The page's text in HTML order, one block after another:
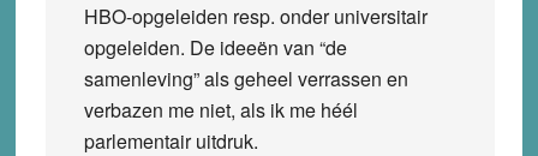
HBO-opgeleiden resp. onder universitair
opgeleiden. De ideeën van “de
samenleving” als geheel verrassen en
verbazen me niet, als ik me héél
parlementair uitdruk.